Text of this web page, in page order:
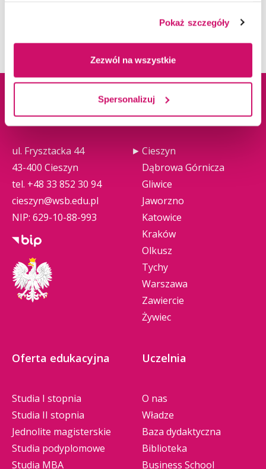
Pokaż szczegóły
Zezwól na wszystkie
Spersonalizuj
ul. Frysztacka 44
43-400 Cieszyn
tel. +48 33 852 30 94
cieszyn@wsb.edu.pl
NIP: 629-10-88-993
Cieszyn
Dąbrowa Górnicza
Gliwice
Jaworzno
Katowice
Kraków
Olkusz
Tychy
Warszawa
Zawiercie
Żywiec
Oferta edukacyjna
Studia I stopnia
Studia II stopnia
Jednolite magisterskie
Studia podyplomowe
Studia MBA
Uczelnia
O nas
Władze
Baza dydaktyczna
Biblioteka
Business School